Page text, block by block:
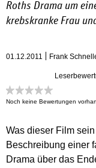
Roths Drama um
krebskranke Frau
01.12.2011 Frank
Noch keine Bewertungen
Was dieser Film
Beschreibung einer
Drama über das